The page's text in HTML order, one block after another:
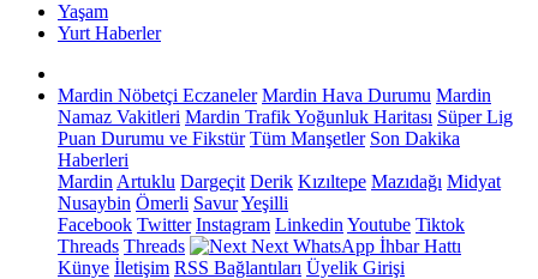
Yaşam
Yurt Haberler
Mardin Nöbetçi Eczaneler Mardin Hava Durumu Mardin
Namaz Vakitleri Mardin Trafik Yoğunluk Haritası Süper Lig
Puan Durumu ve Fikstür Tüm Manşetler Son Dakika
Haberleri
Mardin Artuklu Dargeçit Derik Kızıltepe Mazıdağı Midyat
Nusaybin Ömerli SavurYeşilli
Facebook Twitter Instagram Linkedin Youtube Tiktok
Threads Threads Next WhatsApp İhbar Hattı
Künye İletişim RSS Bağlantıları Üyelik Girişi